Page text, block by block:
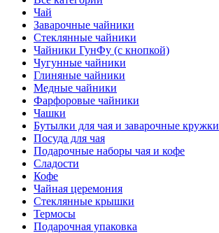
Чай
Заварочные чайники
Стеклянные чайники
Чайники ГунФу (с кнопкой)
Чугунные чайники
Глиняные чайники
Медные чайники
Фарфоровые чайники
Чашки
Бутылки для чая и заварочные кружки
Посуда для чая
Подарочные наборы чая и кофе
Сладости
Кофе
Чайная церемония
Стеклянные крышки
Термосы
Подарочная упаковка